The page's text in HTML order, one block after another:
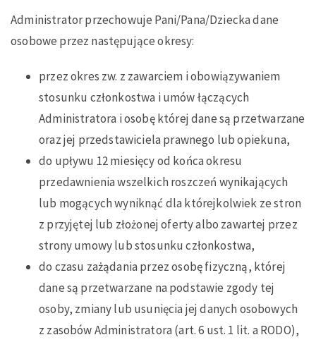
Administrator przechowuje Pani/Pana/Dziecka dane
osobowe przez następujące okresy:
przez okres zw. z zawarciem i obowiązywaniem
stosunku członkostwa i umów łączących
Administratora i osobę której dane są przetwarzane
oraz jej przedstawiciela prawnego lub opiekuna,
do upływu 12 miesięcy od końca okresu
przedawnienia wszelkich roszczeń wynikających
lub mogących wyniknąć dla którejkolwiek ze stron
z przyjętej lub złożonej oferty albo zawartej przez
strony umowy lub stosunku członkostwa,
do czasu zażądania przez osobę fizyczną, której
dane są przetwarzane na podstawie zgody tej
osoby, zmiany lub usunięcia jej danych osobowych
z zasobów Administratora (art. 6 ust. 1 lit. a RODO),